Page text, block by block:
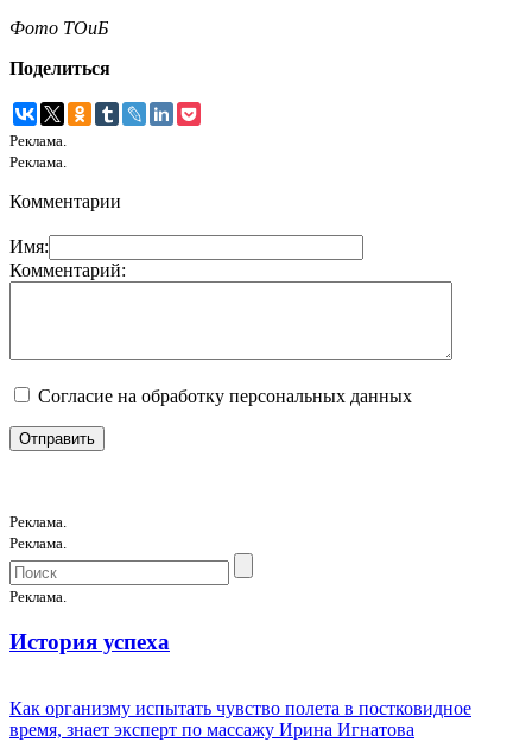
Фото ТОиБ
Поделиться
Реклама.
Реклама.
Комментарии
Имя:
Комментарий:
Согласие на обработку персональных данных
Реклама.
Реклама.
Реклама.
История успеха
Как организму испытать чувство полета в постковидное
время, знает эксперт по массажу Ирина Игнатова